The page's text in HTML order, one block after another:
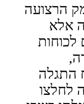
הרצועה
אלא
לכוחות
התגלה
לחלצו